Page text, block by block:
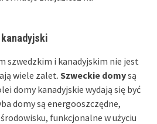
szwedzkim i kanadyjskim nie jest
wiele zalet. Szweckie domysą
domy kanadyjskie wydają się być
domy są energooszczędne,
funkcjonalne w użyciu